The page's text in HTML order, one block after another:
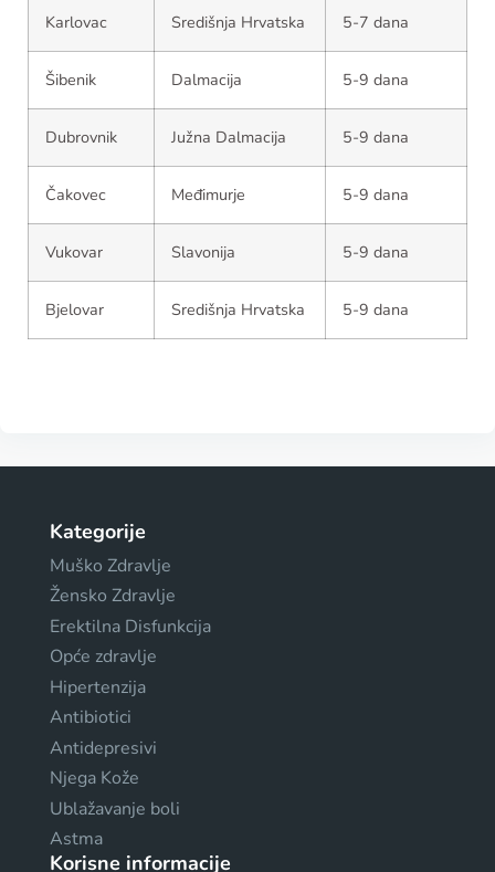
Karlovac Središnja Hrvatska 5-7 dana
Šibenik Dalmacija 5-9 dana
Dubrovnik Južna Dalmacija 5-9 dana
Čakovec Međimurje 5-9 dana
Vukovar Slavonija 5-9 dana
Bjelovar Središnja Hrvatska 5-9 dana
Kategorije
Muško Zdravlje
Žensko Zdravlje
Erektilna Disfunkcija
Opće zdravlje
Hipertenzija
Antibiotici
Antidepresivi
Njega Kože
Ublažavanje boli
Astma
Korisne informacije